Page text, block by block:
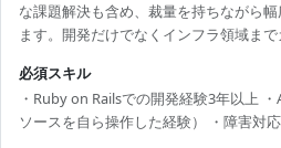
な課題解決も含め、裁量を持ちながら
ます。開発だけでなくインフラ領域ま
語：Ruby on Rails ・データベース：
GCP） 【開発体制】 ・DevOpsチーム
ルとして歓迎）
必須スキル
・Ruby on Railsでの開発経験3年以上 ・
ソースを自ら操作した経験） ・障害対